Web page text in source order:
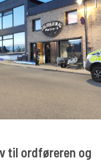
til ordføreren og